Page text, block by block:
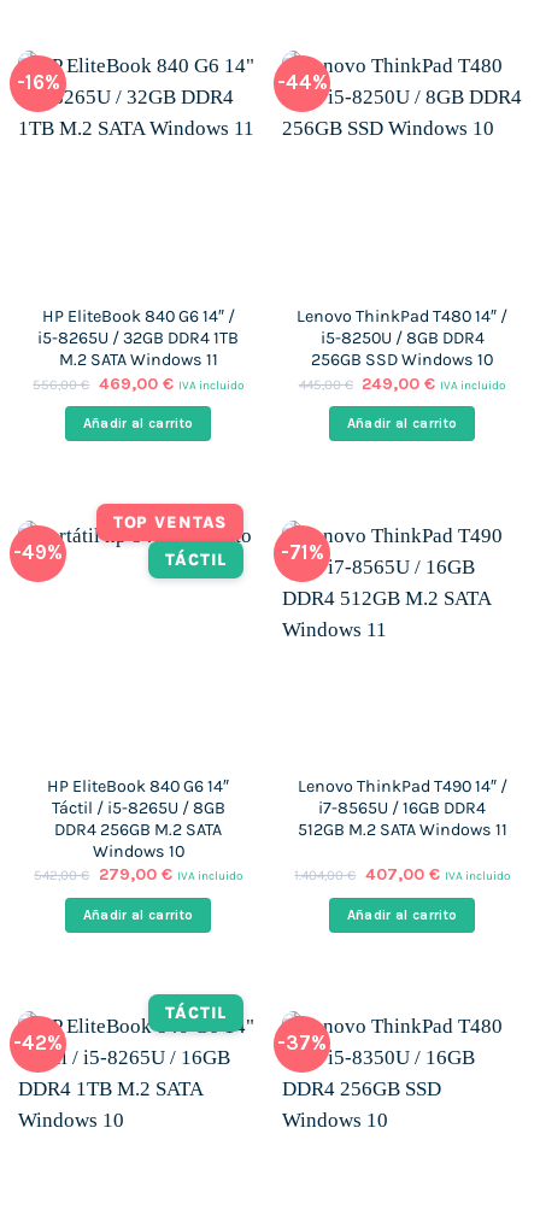
-16%
HP EliteBook 840 G6 14″ /
i5-8265U / 32GB DDR4 1TB
M.2 SATA Windows 11
556,00€ El
original
era:
469,00 €El
actual
es:
IVA incluido
Añadir al carrito
-44%
Lenovo ThinkPad T480 14″ /
i5-8250U / 8GB DDR4
256GB SSD Windows 10
445,00€ El
original
era:
249,00€El
actual
es:
IVA incluido
Añadir al carrito
-49%
TOP VENTAS
TÁCTIL
HP EliteBook 840 G6 14″
Táctil / i5-8265U / 8GB
DDR4 256GB M.2 SATA
Windows 10
542,00€
El
original
era:
279,00 €El
actual
es:
IVA incluido
Añadir al carrito
-71%
Lenovo ThinkPad T490 14″ /
i7-8565U / 16GB DDR4
512GB M.2 SATA Windows 11
1.404,00€ El
original
era:
407,00 €El
actual
es:
IVA incluido
Añadir al carrito
-42%
TÁCTIL
-37%